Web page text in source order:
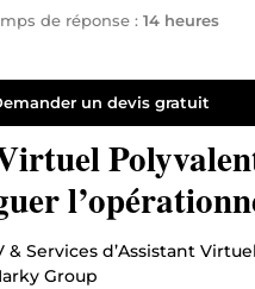
de réponse : 14 heures
un devis gratuit
au
& Services d’Assistant Virtuel
Group